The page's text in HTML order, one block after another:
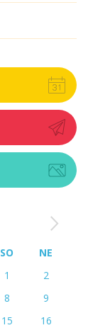
SO
NE
1
2
8
9
15
16